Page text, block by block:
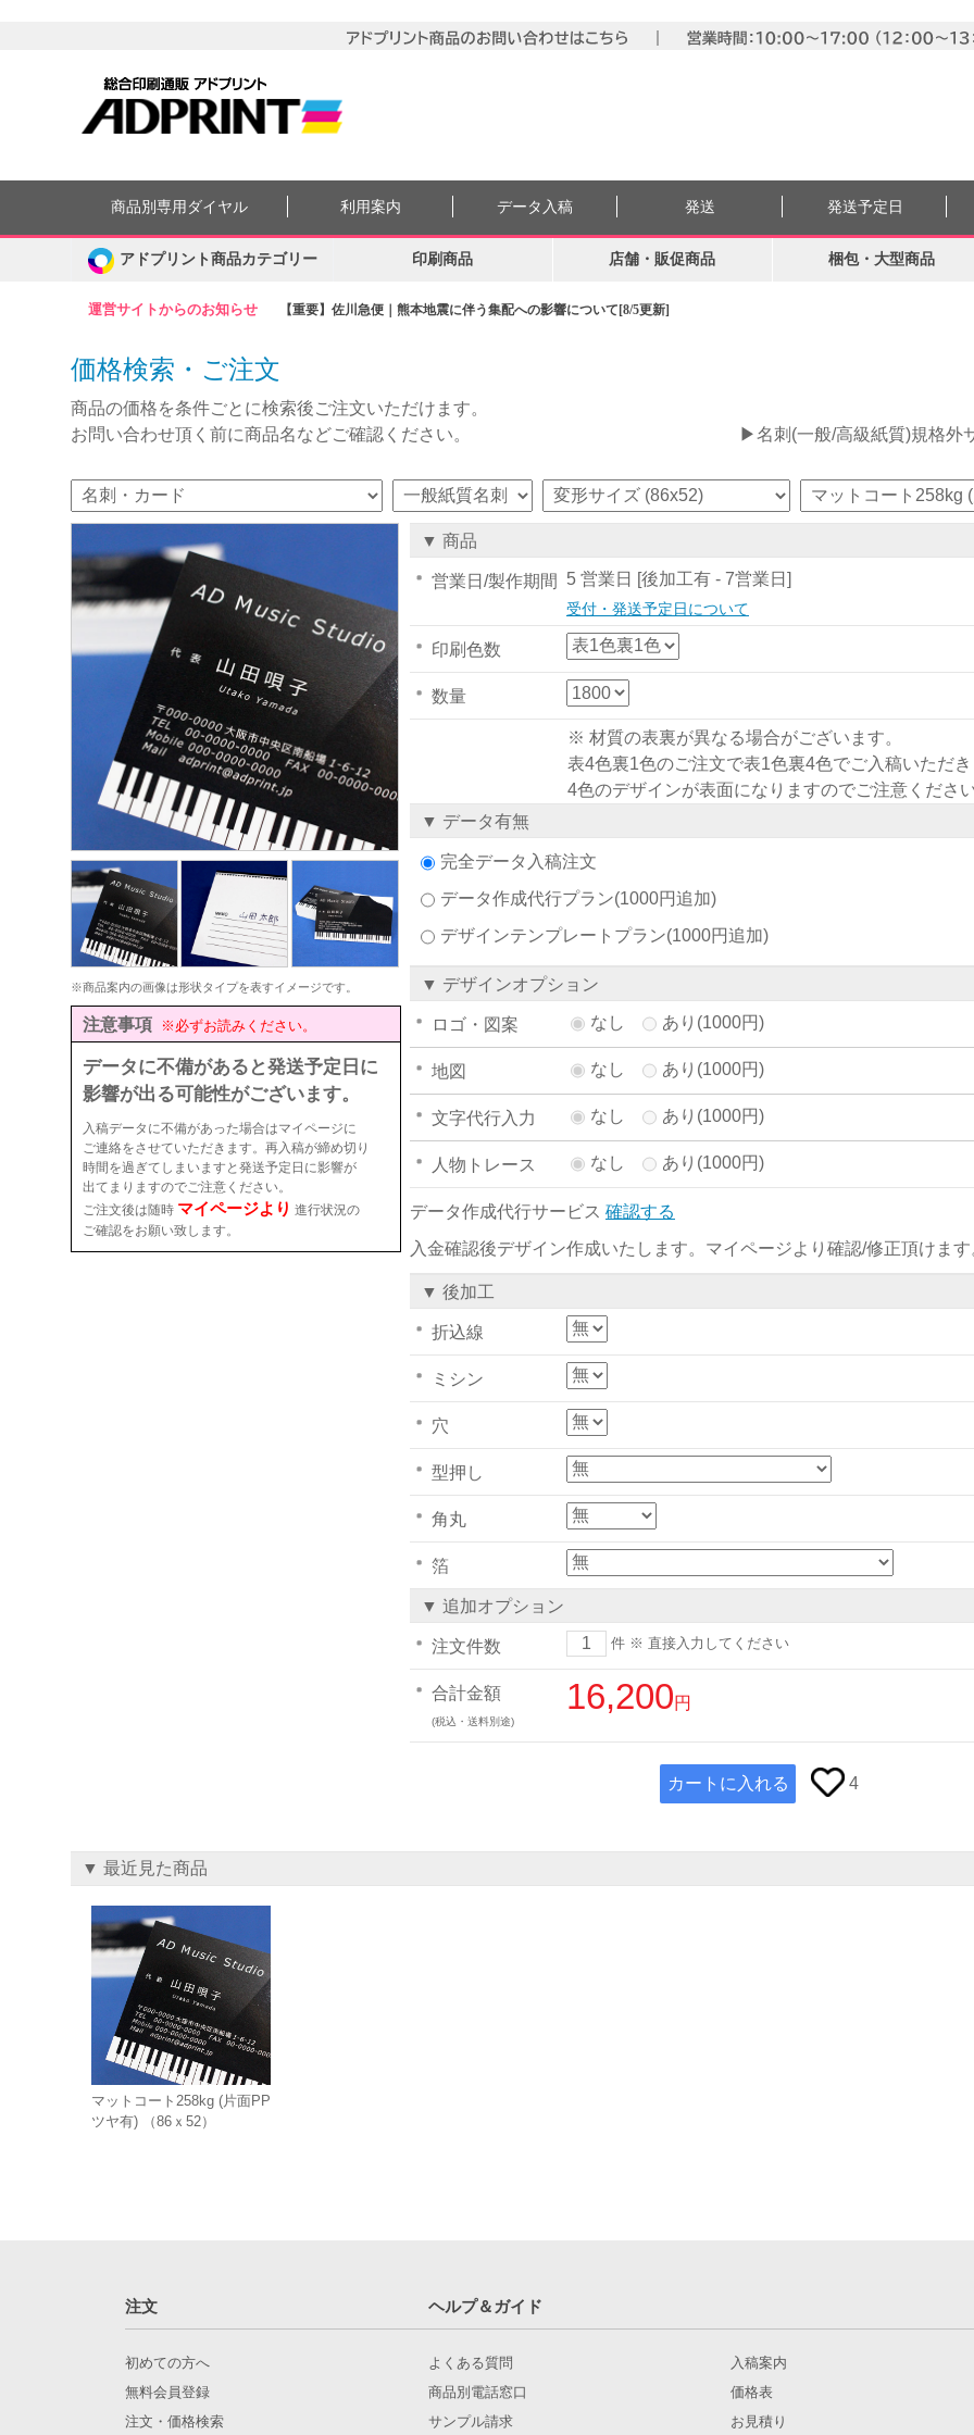
運営サイトからのお知らせ 【重要】佐川急便｜熊本地震に伴う集配への影響について[8/5更新]
商品別専用ダイヤル 利用案内 データ入稿 発送 発送予定日
アドプリント商品カテゴリー 印刷商品 店舗・販促商品 梱包・大型商品
価格検索・ご注文
商品の価格を条件ごとに検索後ご注文いただけます。
お問い合わせ頂く前に商品名などご確認ください。
▶名刺(一般/高級紙質)規格外
※商品案内の画像は形状タイプを表すイメージです。
注意事項 ※必ずお読みください。
データに不備があると発送予定日に
影響が出る可能性がございます。
入稿データに不備があった場合はマイページに
ご連絡をさせていただきます。再入稿が締め切り
時間を過ぎてしまいますと発送予定日に影響が
出てまりますのでご注意ください。
ご注文後は随時 マイページより 進行状況の
ご確認をお願い致します。
▼ 商品
営業日/製作期間 5 営業日 [後加工有 - 7営業日]
受付・発送予定日について
印刷色数
数量
※ 材質の表裏が異なる場合がございます。
表4色裏1色のご注文で表1色裏4色でご入稿いただ
4色のデザインが表面になりますのでご注意くださ
▼ データ有無
完全データ入稿注文
データ作成代行プラン(1000円追加)
デザインテンプレートプラン(1000円追加)
▼ デザインオプション
ロゴ・図案 なし あり(1000円)
地図 なし あり(1000円)
文字代行入力 なし あり(1000円)
人物トレース なし あり(1000円)
データ作成代行サービス 確認する
入金確認後デザイン作成いたします。マイページより確認/修正頂けます
▼ 後加工
折込線
ミシン
穴
型押し
角丸
箔
▼ 追加オプション
注文件数 件 ※ 直接入力してください
合計金額
(税込・送料別途)
16,200円
カートに入れる 4
▼ 最近見た商品
マットコート258kg (片面PP
ツヤ有) （86ｘ52）
注文 ヘルプ＆ガイド
初めての方へ
無料会員登録
注文・価格検索
よくある質問
商品別電話窓口
サンプル請求
入稿案内
価格表
お見積り